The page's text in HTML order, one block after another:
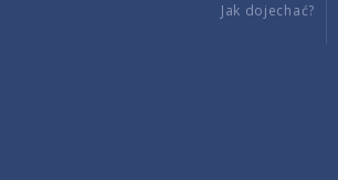
Jak dojechać?